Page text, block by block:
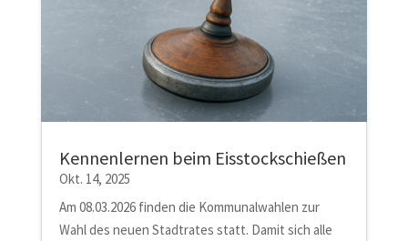
Kennenlernen beim Eisstockschießen
Okt. 14, 2025
Am 08.03.2026 finden die Kommunalwahlen zur
Wahl des neuen Stadtrates statt. Damit sich alle